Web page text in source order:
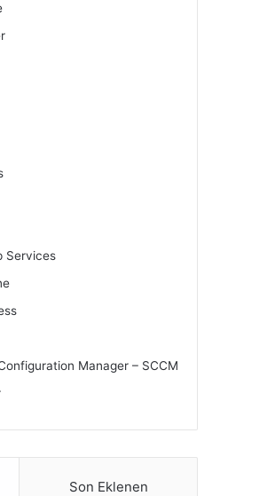
Services
Manager – SCCM
Son Eklenen